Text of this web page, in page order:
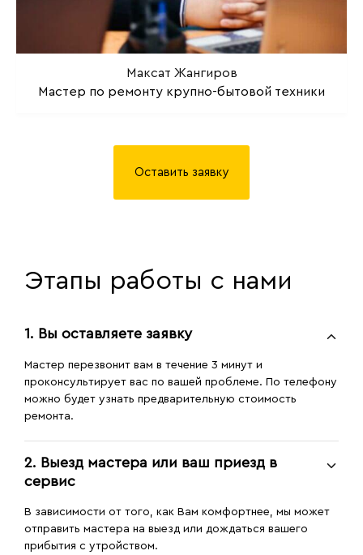
Максат Жангиров
Мастер по ремонту крупно-бытовой техники
Оставить заявку
Этапы работы с нами
1. Вы оставляете заявку
Мастер перезвонит вам в течение 3 минут и
проконсультирует вас по вашей проблеме. По телефону
можно будет узнать предварительную стоимость
ремонта.
2. Выезд мастера или ваш приезд в
сервис
В зависимости от того, как Вам комфортнее, мы может
отправить мастера на выезд или дождаться вашего
прибытия с утройством.